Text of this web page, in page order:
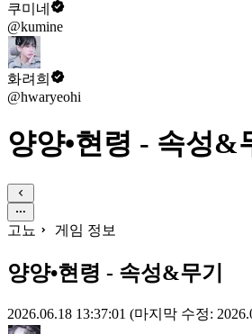
쿠미네
@kumine
화려희
@hwaryeohi
양양•현령 - 속성&
고뇨 게임 정보
양양•현령 - 속성&무기
2026.06.18 13:37:01 (마지막 수정: